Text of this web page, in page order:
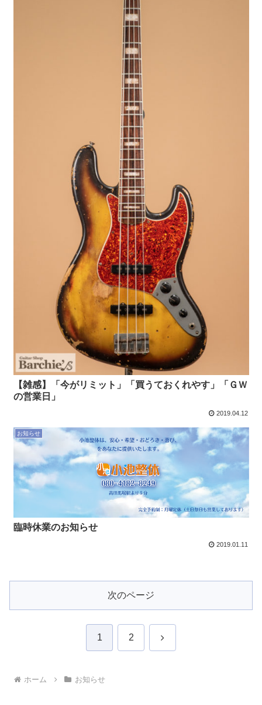
【雑感】「今がリミット」「買うておくれやす」「ＧＷ
の営業日」
2019.04.12
お知らせ
臨時休業のお知らせ
2019.01.11
次のページ
1 2 次
ホーム お知らせ